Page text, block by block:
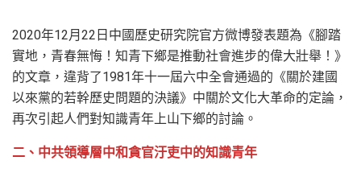
2020年12月22日中國歷史研究院官方微博發表題為《腳踏
實地，青春無悔！知青下鄉是推動社會進步的偉大壯舉！》
的文章，違背了1981年十一屆六中全會通過的《關於建國
以來黨的若幹歷史問題的決議》中關於文化大革命的定論，
再次引起人們對知識青年上山下鄉的討論。
二、中共領導層中和貪官汙吏中的知識青年